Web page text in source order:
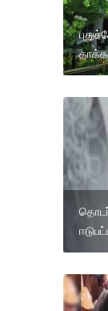
தொடர்